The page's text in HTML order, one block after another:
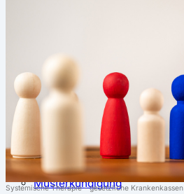
⚖️ Vergleich & Rechner
Krankenkassenvergleich
Krankenkassenrechner
↔ Wechsel
Krankenkassenwechsel
Kündigung
Musterkündigung
Systemische Therapie - gesetzliche Krankenkassen